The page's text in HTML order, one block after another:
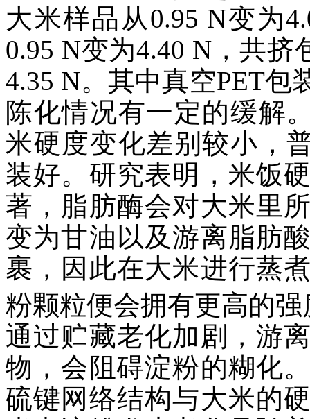
大米样品从0.95 N变为
0.95 N变为4.40 N，共
4.35 N。其中真空PET包
陈化情况有一定的缓解
米硬度变化差别较小，
装好。研究表明，米饭
著，脂肪酶会对大米里
变为甘油以及游离脂肪
裹，因此在大米进行蒸
粉颗粒便会拥有更高的
通过贮藏老化加剧，游
物，会阻碍淀粉的糊化
硫键网络结构与大米的